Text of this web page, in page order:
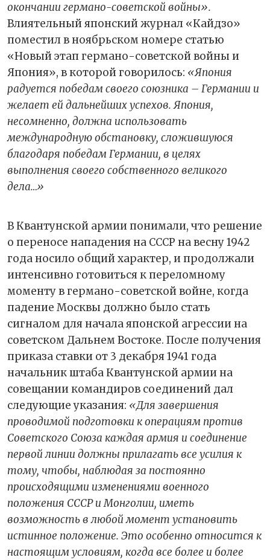
окончании германо-советской войны».
Влиятельный японский журнал «Кайдзо»
поместил в ноябрьском номере статью
«Новый этап германо-советской войны и
Япония», в которой говорилось: «Япония
радуется победам своего союзника – Германии и
желает ей дальнейших успехов. Япония,
несомненно, должна использовать
международную обстановку, сложившуюся
благодаря победам Германии, в целях
выполнения своего собственного великого
дела…»
В Квантунской армии понимали, что решение
о переносе нападения на СССР на весну 1942
года носило общий характер, и продолжали
интенсивно готовиться к переломному
моменту в германо-советской войне, когда
падение Москвы должно было стать
сигналом для начала японской агрессии на
советском Дальнем Востоке. После получения
приказа ставки от 3 декабря 1941 года
начальник штаба Квантунской армии на
совещании командиров соединений дал
следующие указания: «Для завершения
проводимой подготовки к операциям против
Советского Союза каждая армия и соединение
первой линии должны прилагать все усилия к
тому, чтобы, наблюдая за постоянно
происходящими изменениями военного
положения СССР и Монголии, иметь
возможность в любой момент установить
истинное положение. Это особенно относится к
настоящим условиям, когда все более и более